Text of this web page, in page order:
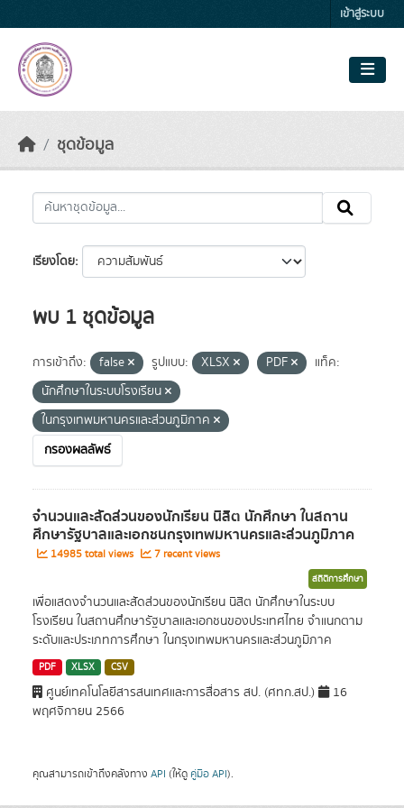
เข้าสู่ระบบ
ชุดข้อมูล
เรียงโดย
พบ 1 ชุดข้อมูล
การเข้าถึง: false รูปแบบ: XLSX PDF
แท็ค:
นักศึกษาในระบบโรงเรียน
ในกรุงเทพมหานครและส่วนภูมิภาค
กรองผลลัพธ์
จำนวนและสัดส่วนของนักเรียน นิสิต นักศึกษา ในสถาน
ศึกษารัฐบาลและเอกชนกรุงเทพมหานครและส่วนภูมิภาค
14985 total views 7 recent views
สถิติการศึกษา
เพื่อแสดงจำนวนและสัดส่วนของนักเรียน นิสิต นักศึกษาในระบบ
โรงเรียน ในสถานศึกษารัฐบาลและเอกชนของประเทศไทย จำแนกตาม
ระดับและประเภทการศึกษา ในกรุงเทพมหานครและส่วนภูมิภาค
PDF XLSX CSV
ศูนย์เทคโนโลยีสารสนเทศและการสื่อสาร สป. (ศทก.สป.)
16
พฤศจิกายน 2566
คุณสามารถเข้าถึงคลังทาง API (ให้ดู คู่มือ API).